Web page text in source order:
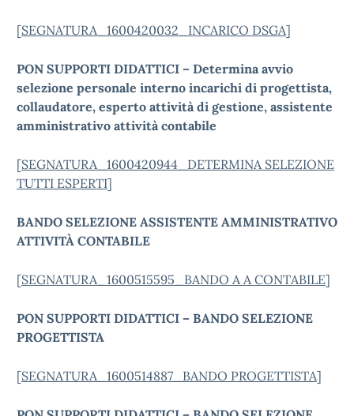
[SEGNATURA_1600420032_INCARICO DSGA]
PON SUPPORTI DIDATTICI – Determina avvio
selezione personale interno incarichi di progettista,
collaudatore, esperto attività di gestione, assistente
amministrativo attività contabile
[SEGNATURA_1600420944_DETERMINA SELEZIONE
TUTTI ESPERTI]
BANDO SELEZIONE ASSISTENTE AMMINISTRATIVO
ATTIVITÀ CONTABILE
[SEGNATURA_1600515595_BANDO A A CONTABILE]
PON SUPPORTI DIDATTICI – BANDO SELEZIONE
PROGETTISTA
[SEGNATURA_1600514887_BANDO PROGETTISTA]